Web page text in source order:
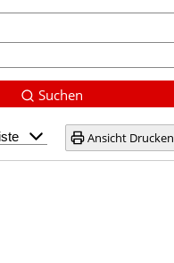
Suchen
Ansicht Drucken